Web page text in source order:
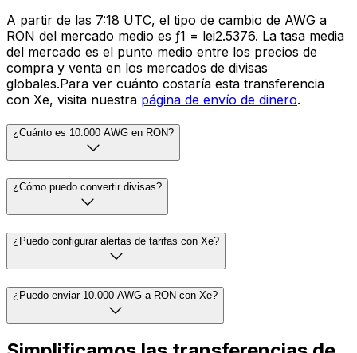
A partir de las 7:18 UTC, el tipo de cambio de AWG a
RON del mercado medio es ƒ1 = lei2.5376. La tasa media
del mercado es el punto medio entre los precios de
compra y venta en los mercados de divisas
globales.Para ver cuánto costaría esta transferencia
con Xe, visita nuestra página de envío de dinero.
¿Cuánto es 10.000 AWG en RON?
¿Cómo puedo convertir divisas?
¿Puedo configurar alertas de tarifas con Xe?
¿Puedo enviar 10.000 AWG a RON con Xe?